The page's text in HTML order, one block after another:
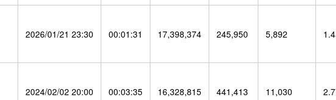
2026/01/21 23:30 00:01:31 17,398,374 245,950 5,892
2024/02/02 20:00 00:03:35 16,328,815 441,413 11,030